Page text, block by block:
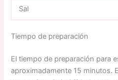
Sal
Tiempo de preparación
El tiempo de preparación para
aproximadamente 15 minutos.